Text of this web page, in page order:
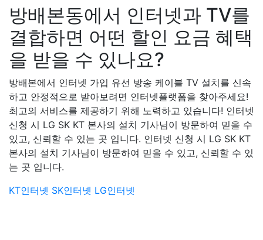
방배본동에서 인터넷과 TV를
결합하면 어떤 할인 요금 혜택
을 받을 수 있나요?
방배본에서 인터넷 가입 유선 방송 케이블 TV 설치를 신속
하고 안정적으로 받아보려면 인터넷플랫폼을 찾아주세요!
최고의 서비스를 제공하기 위해 노력하고 있습니다! 인터넷
신청 시 LG SK KT 본사의 설치 기사님이 방문하여 믿을 수
있고, 신뢰할 수 있는 곳 입니다. 인터넷 신청 시 LG SK KT
본사의 설치 기사님이 방문하여 믿을 수 있고, 신뢰할 수 있
는 곳 입니다.
KT인터넷 SK인터넷 LG인터넷